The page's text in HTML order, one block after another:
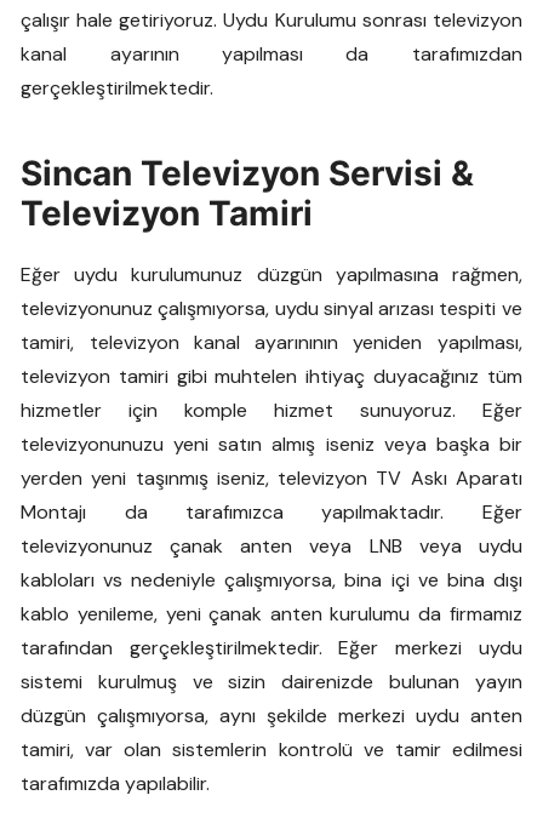
çalışır hale getiriyoruz. Uydu Kurulumu sonrası televizyon
kanal ayarının yapılması da tarafımızdan
gerçekleştirilmektedir.
Sincan Televizyon Servisi &
Televizyon Tamiri
Eğer uydu kurulumunuz düzgün yapılmasına rağmen,
televizyonunuz çalışmıyorsa, uydu sinyal arızası tespiti ve
tamiri, televizyon kanal ayarınının yeniden yapılması,
televizyon tamiri gibi muhtelen ihtiyaç duyacağınız tüm
hizmetler için komple hizmet sunuyoruz. Eğer
televizyonunuzu yeni satın almış iseniz veya başka bir
yerden yeni taşınmış iseniz, televizyon TV Askı Aparatı
Montajı da tarafımızca yapılmaktadır. Eğer
televizyonunuz çanak anten veya LNB veya uydu
kabloları vs nedeniyle çalışmıyorsa, bina içi ve bina dışı
kablo yenileme, yeni çanak anten kurulumu da firmamız
tarafından gerçekleştirilmektedir. Eğer merkezi uydu
sistemi kurulmuş ve sizin dairenizde bulunan yayın
düzgün çalışmıyorsa, aynı şekilde merkezi uydu anten
tamiri, var olan sistemlerin kontrolü ve tamir edilmesi
tarafımızda yapılabilir.